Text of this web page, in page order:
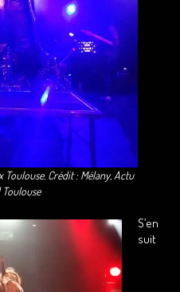
Crédit : Mélany, Actu
Toulouse
S’en
suit